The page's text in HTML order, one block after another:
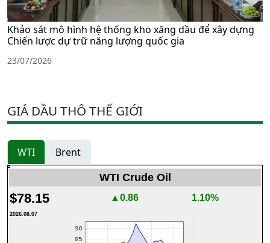
Khảo sát mô hình hệ thống kho xăng dầu để xây dựng
Chiến lược dự trữ năng lượng quốc gia
23/07/2026
GIÁ DẦU THÔ THẾ GIỚI
WTI Brent
WTI Crude Oil
$78.15 ▲0.86 1.10%
2026.08.07